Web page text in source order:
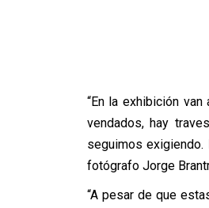
“En la exhibición
vendados, hay
seguimos exigiendo.
fotógrafo Jorge
“A pesar de que